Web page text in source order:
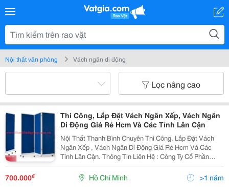
Nội thất văn phòng Vách ngăn di động
Lọc nâng cao
Thi Công, Lắp Đặt Vách Ngăn Xếp, Vách Ngăn
Di Động Giá Rẻ Hcm Và Các Tỉnh Lân Cận
Nội Thất Thanh Bình Chuyên Thi Công, Lắp Đặt Vách
Ngăn Xếp , Vách Ngăn Di Động Giá Rẻ Hcm Và Các
Tỉnh Lân Cận. Thông Tin Liên Hệ : Công Ty Cổ Phần
Thanh Bình Group Hotline/Zalo : 0979 634 326 - 093 247
3688 (Mr. Phương) Website:...
700.000₫ Hồ Chí Minh >1 năm